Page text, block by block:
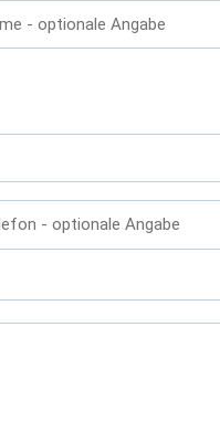
- optionale Angabe
- optionale Angabe